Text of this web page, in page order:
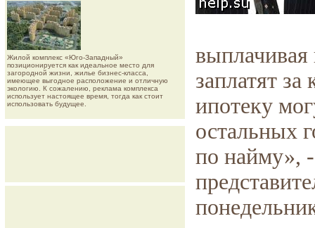
Жилой комплекс «Юго-Западный»
позиционируется как идеальное место для
загородной жизни, жилье бизнес-класса,
имеющее выгодное расположение и отличную
экологию. К сожалению, реклама комплекса
использует настоящее время, тогда как стоит
использовать будущее.
выплачивая
заплатят
ипотеку
остальных
по найму»,